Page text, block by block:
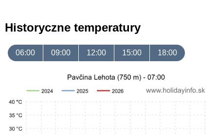
Historyczne temperatury
06:00 09:00 12:00 15:00 18:00